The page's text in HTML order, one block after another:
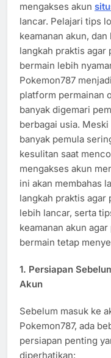
mengakses akun
lancar. Pelajari tips
keamanan akun, dan
langkah praktis agar
bermain lebih
Pokemon787
platform permainan
banyak digemari
berbagai usia. Meski
banyak pemula
kesulitan saat
mengakses akun
ini akan membahas
langkah praktis agar
lebih lancar, serta
keamanan akun
bermain tetap
1. Persiapan
Akun
Sebelum masuk ke
Pokemon787, ada
persiapan penting
diperhatikan: